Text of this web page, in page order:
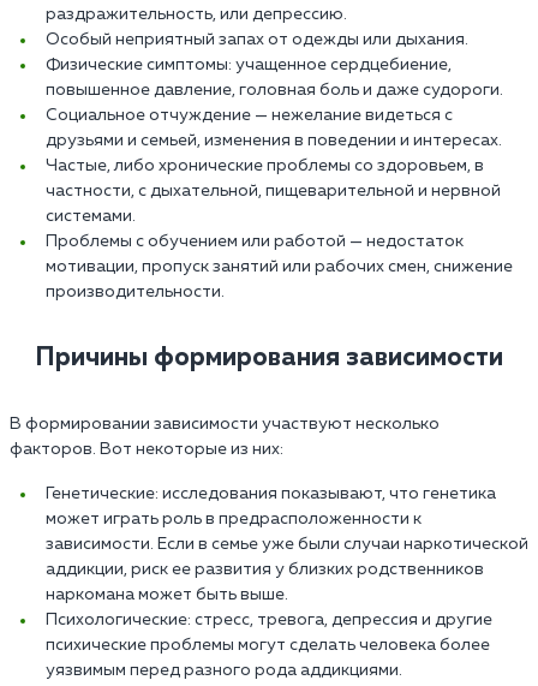
раздражительность, или депрессию.
Особый неприятный запах от одежды или дыхания.
Физические симптомы: учащенное сердцебиение,
повышенное давление, головная боль и даже судороги.
Социальное отчуждение — нежелание видеться с
друзьями и семьей, изменения в поведении и интересах.
Частые, либо хронические проблемы со здоровьем, в
частности, с дыхательной, пищеварительной и нервной
системами.
Проблемы с обучением или работой — недостаток
мотивации, пропуск занятий или рабочих смен, снижение
производительности.
Причины формирования зависимости
В формировании зависимости участвуют несколько
факторов. Вот некоторые из них:
Генетические: исследования показывают, что генетика
может играть роль в предрасположенности к
зависимости. Если в семье уже были случаи наркотической
аддикции, риск ее развития у близких родственников
наркомана может быть выше.
Психологические: стресс, тревога, депрессия и другие
психические проблемы могут сделать человека более
уязвимым перед разного рода аддикциями.